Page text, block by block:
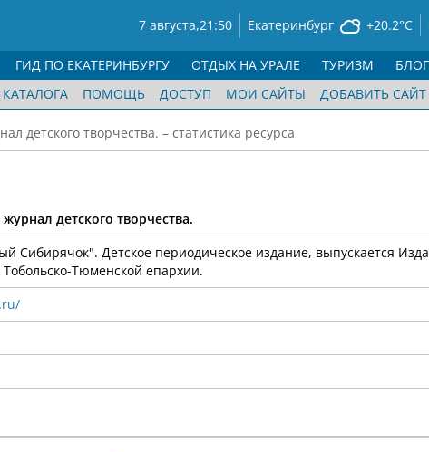
7 августа,21:50 Екатеринбург +20.2°C
ГИД ПО ЕКАТЕРИНБУРГУ ОТДЫХ НА УРАЛЕ ТУРИЗМ
ПОМОЩЬ ДОСТУП МОИ САЙТЫ ДОБАВИТЬ САЙТ
детского творчества. – статистика ресурса
детского творчества.
Сибирячок". Детское периодическое издание, выпускается
Тюменской епархии.